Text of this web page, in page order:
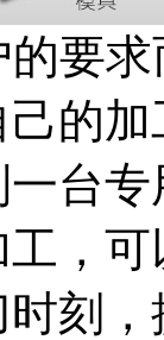
要求
的
台
，
刻